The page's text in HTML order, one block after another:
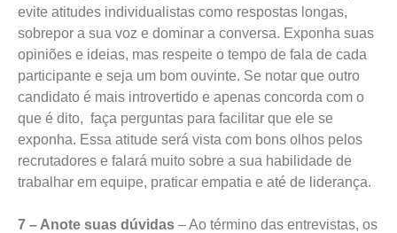
evite atitudes individualistas como respostas longas,
sobrepor a sua voz e dominar a conversa. Exponha suas
opiniões e ideias, mas respeite o tempo de fala de cada
participante e seja um bom ouvinte. Se notar que outro
candidato é mais introvertido e apenas concorda com o
que é dito, faça perguntas para facilitar que ele se
exponha. Essa atitude será vista com bons olhos pelos
recrutadores e falará muito sobre a sua habilidade de
trabalhar em equipe, praticar empatia e até de liderança.
7 – Anote suas dúvidas – Ao término das entrevistas, os